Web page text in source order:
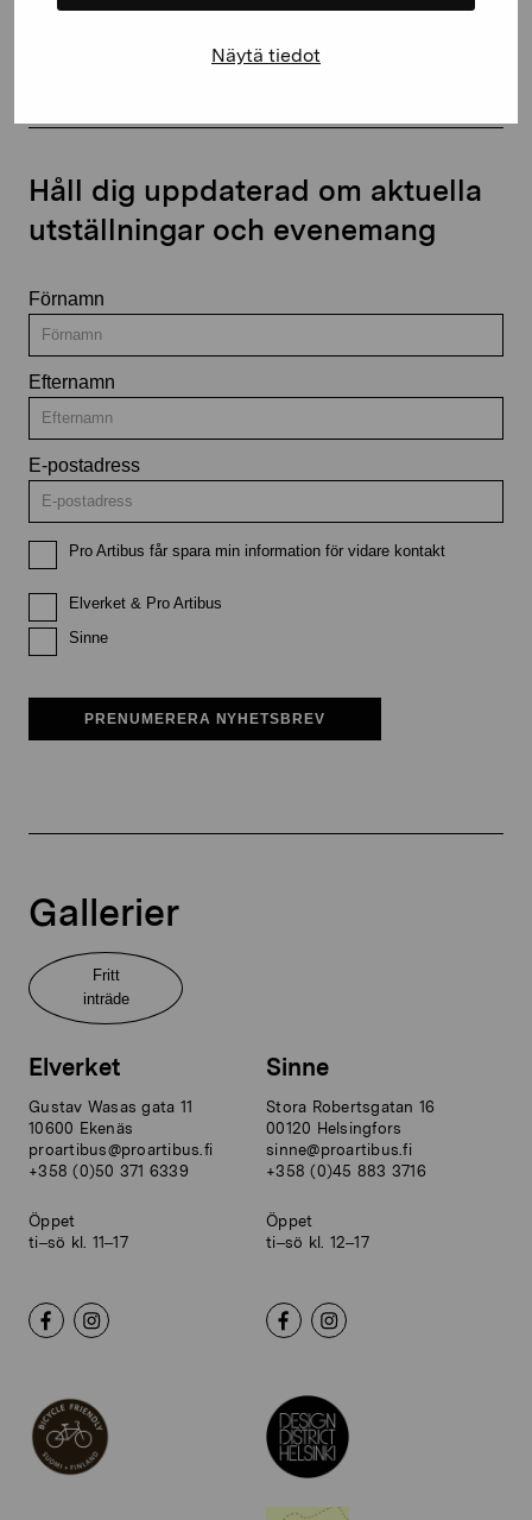
Näytä tiedot
Håll dig uppdaterad om aktuella
utställningar och evenemang
Förnamn
Efternamn
E-postadress
Pro Artibus får spara min information för vidare kontakt
Elverket & Pro Artibus
Sinne
PRENUMERERA NYHETSBREV
Gallerier
Fritt
inträde
Elverket
Gustav Wasas gata 11
10600 Ekenäs
proartibus@proartibus.fi
+358 (0)50 371 6339
Öppet
ti–sö kl. 11–17
Sinne
Stora Robertsgatan 16
00120 Helsingfors
sinne@proartibus.fi
+358 (0)45 883 3716
Öppet
ti–sö kl. 12–17